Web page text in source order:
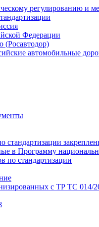
стандартизации
в Программу
по стандартизации
с ТР ТС 014/